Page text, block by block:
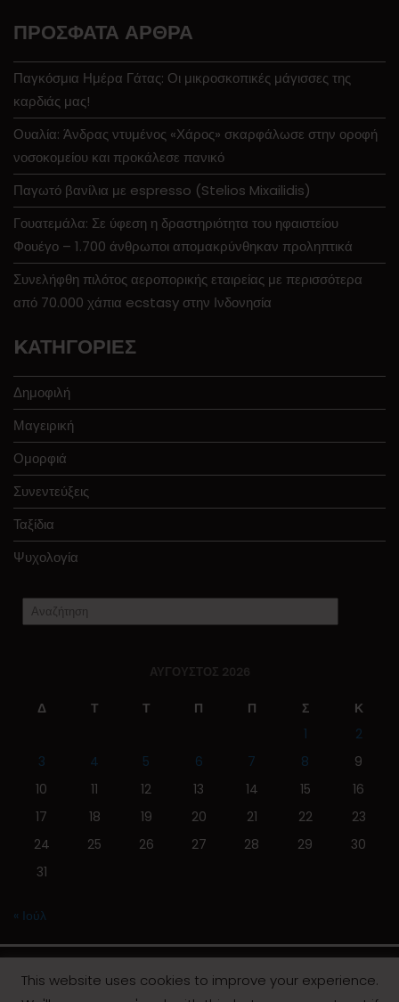
ΠΡΌΣΦΑΤΑ ΆΡΘΡΑ
Παγκόσμια Ημέρα Γάτας: Οι μικροσκοπικές μάγισσες της
καρδιάς μας!
Ουαλία: Άνδρας ντυμένος «Χάρος» σκαρφάλωσε στην οροφή
νοσοκομείου και προκάλεσε πανικό
Παγωτό βανίλια με espresso (Stelios Mixailidis)
Γουατεμάλα: Σε ύφεση η δραστηριότητα του ηφαιστείου
Φουέγο – 1.700 άνθρωποι απομακρύνθηκαν προληπτικά
Συνελήφθη πιλότος αεροπορικής εταιρείας με περισσότερα
από 70.000 χάπια ecstasy στην Ινδονησία
KΑΤΗΓΟΡΊΕΣ
Δημοφιλή
Μαγειρική
Ομορφιά
Συνεντεύξεις
Ταξίδια
Ψυχολογία
ΑΎΓΟΥΣΤΟΣ 2026
Δ Τ Τ Π Π Σ
Κ
1
2
3
4 5 6 7 8
9
10
11 12 13 14 15
16
17
18 19 20 21 22
23
24
25 26 27 28 29
30
31
« Ιούλ
This website uses cookies to improve your experience.